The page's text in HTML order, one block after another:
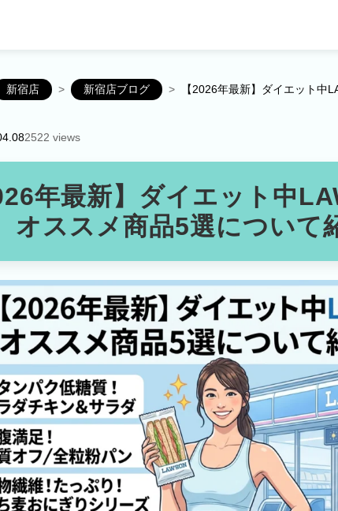
新宿店 > 新宿店ブログ > 【2026年最新】ダイエット中
2522 views
年最新】ダイエット中
オススメ商品5選について